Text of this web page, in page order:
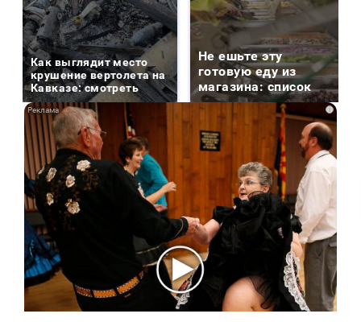
Как выглядит место
крушение вертолета на
Кавказе: смотреть
Не ешьте эту
готовую еду из
магазина: список
i